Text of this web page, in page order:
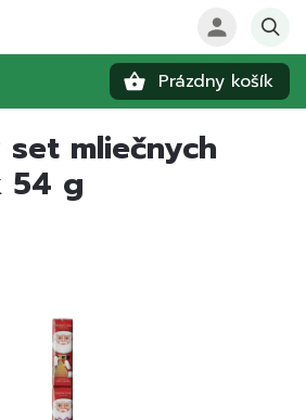
Prázdny košík
mliečnych
54 g